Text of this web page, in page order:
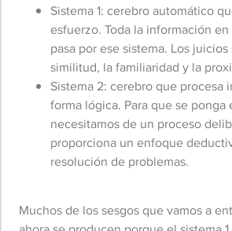
Sistema 1: cerebro automático
esfuerzo. Toda la información
pasa por ese sistema. Los
similitud, la familiaridad y la
Sistema 2: cerebro que procesa
forma lógica. Para que se ponga
necesitamos de un proceso
proporciona un enfoque
resolución de problemas.
Muchos de los sesgos que vamos a